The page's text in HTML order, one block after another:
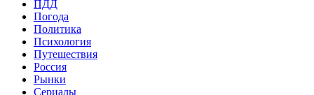
ПДД
Погода
Политика
Психология
Путешествия
Россия
Рынки
Сериалы